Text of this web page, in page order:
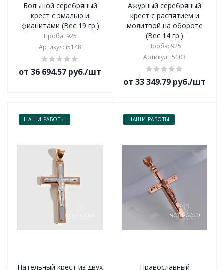
Большой серебряный
крест с эмалью и
фианитами (Вес 19 гр.)
Проба: 925
Артикул: i5148
от 36 694.57 руб./шт
Ажурный серебряный
крест с распятием и
молитвой на обороте
(Вес 14 гр.)
Проба: 925
Артикул: i5103
от 33 349.79 руб./шт
НАШИ РАБОТЫ
Нательный крест из двух
НАШИ РАБОТЫ
Православный